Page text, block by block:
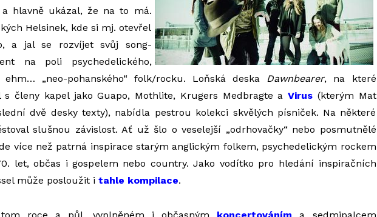
hlavně ukázal, že na to má.
Helsinek, kde si mj. otevřel
a jal se rozvíjet svůj song-
na poli psychedelického,
„neo-pohanského“ folk/rocku. Loňská deska Dawnbearer, na které
s členy kapel jako Guapo, Mothlite, Krugers Medbragte a Virus (kterým Mat
dvě desky texty), nabídla pestrou kolekci skvělých písniček. Na některé
slušnou závislost. Ať už šlo o veselejší „odrhovačky“ nebo posmutnělé
více než patrná inspirace starým anglickým folkem, psychedelickým rockem
let, občas i gospelem nebo country. Jako vodítko pro hledání inspiračních
může posloužit i tahle kompilace.